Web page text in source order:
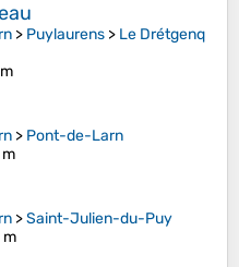
> Puylaurens > Le Drétgenq
> Pont-de-Larn
>Saint-Julien-du-Puy
m